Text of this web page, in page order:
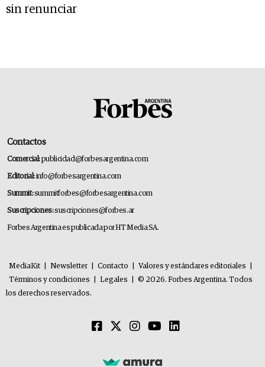
sin renunciar
Contactos
Comercial:publicidad@forbesargentina.com
Editorial:info@forbesargentina.com
Summit:summitforbes@forbesargentina.com
Suscripciones:suscripciones@forbes.ar
Forbes Argentina es publicada por HT Media SA.
MediaKit Newsletter Contacto Valores y estándares editoriales
Términos y condiciones
Legales
© 2026. Forbes Argentina. Todos
los derechos reservados.